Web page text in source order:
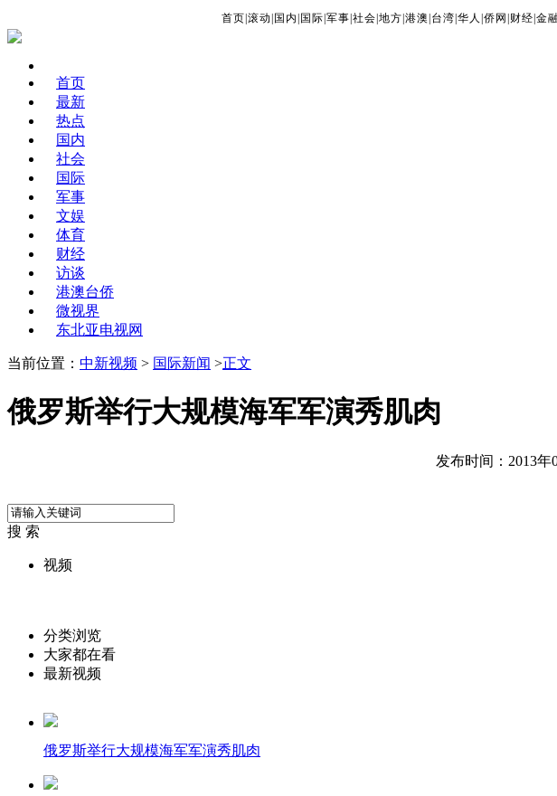
首页 滚动 国内 国际 军事 社会 地方 港澳 台湾 华人 侨网 财经 金
首页
最新
热点
国内
社会
国际
军事
文娱
体育
财经
访谈
港澳台侨
微视界
东北亚电视网
当前位置： 中新视频 > 国际新闻 >正文
俄罗斯举行大规模海军军演秀肌肉
发布时间：2013年
搜 索
视频
分类浏览
大家都在看
最新视频
俄罗斯举行大规模海军军演秀肌肉